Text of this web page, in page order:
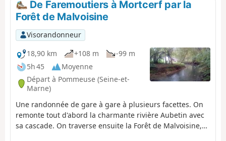
De Faremoutiers à Mortcerf par la
Forêt de Malvoisine
Visorandonneur
18,90 km
+108 m
-99 m
5h 45
Moyenne
Départ à Pommeuse (Seine-et-
Marne)
Une randonnée de gare à gare à plusieurs facettes. On
remonte tout d'abord la charmante rivière Aubetin avec
sa cascade. On traverse ensuite la Forêt de Malvoisine,